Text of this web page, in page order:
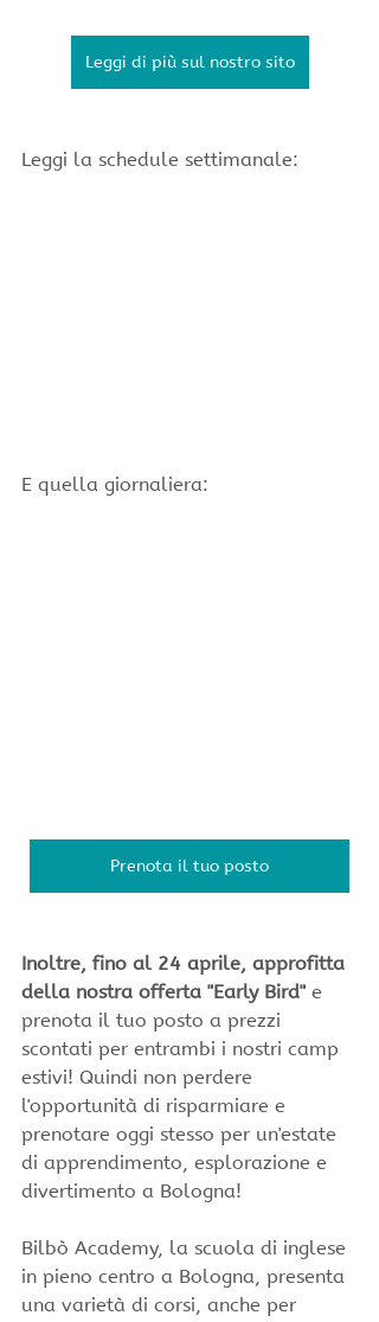
Leggi di più sul nostro sito
Leggi la schedule settimanale:
E quella giornaliera:
Prenota il tuo posto
Inoltre, fino al 24 aprile, approfitta
della nostra offerta "Early Bird" e
prenota il tuo posto a prezzi
scontati per entrambi i nostri camp
estivi! Quindi non perdere
l'opportunità di risparmiare e
prenotare oggi stesso per un'estate
di apprendimento, esplorazione e
divertimento a Bologna!
Bilbò Academy, la scuola di inglese
in pieno centro a Bologna, presenta
una varietà di corsi, anche per